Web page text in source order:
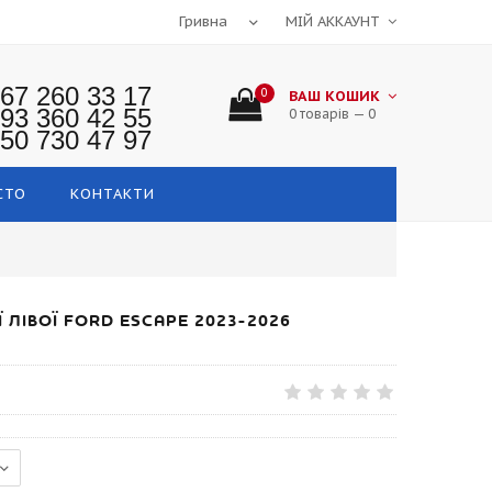
МІЙ АККАУНТ
260 33 17
360 42 55
730 47 97
0 ВАШ КОШИК
0 товарів — 0
КОНТАКТИ
FORD ESCAPE 2023-2026